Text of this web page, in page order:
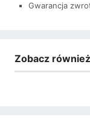
Gwarancja
Zobacz również